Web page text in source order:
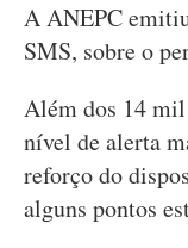
A ANEPC
SMS, sobre o
Além dos 14
nível de alerta
reforço do
alguns pontos